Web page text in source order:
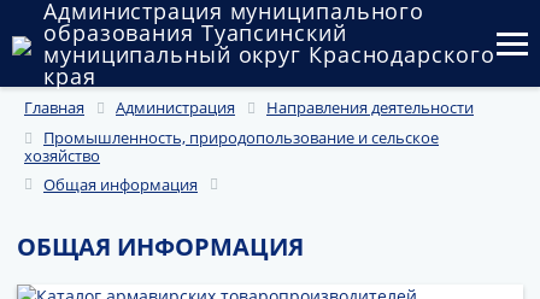
Администрация муниципального
образования Туапсинский
муниципальный округ Краснодарского
края
Округ
Администрация
Главная Администрация
Направления деятельности
Промышленность, природопользование и сельское
хозяйство
Общая информация
ОБЩАЯ ИНФОРМАЦИЯ